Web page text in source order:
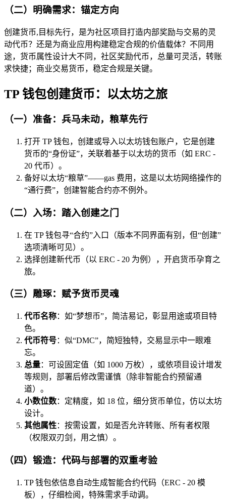
（二）明确需求：锚定方向
创建货币,目标先行，是为社区项目打造内部奖励与交易的灵
动代币？还是为商业应用构建稳定合规的价值载体？不同用
途，货币属性设计大不同，社区奖励代币，总量可灵活，转账
求快捷；商业交易货币，稳定合规是关键。
TP 钱包创建货币：以太坊之旅
（一）准备：兵马未动，粮草先行
打开 TP 钱包，创建或导入以太坊钱包账户，它是创建
货币的“身份证”，关联着基于以太坊的货币（如 ERC -
20 代币）。
备好以太坊“粮草”——gas 费用，这是以太坊网络操作的
“通行费”，创建智能合约亦不例外。
（二）入场：踏入创建之门
在 TP 钱包寻“合约”入口（版本不同界面有别，但“创建”
选项清晰可见）。
选择创建新代币（以 ERC - 20 为例），开启货币孕育之
旅。
（三）雕琢：赋予货币灵魂
代币名称：如“梦想币”，简洁易记，彰显用途或项目特
色。
代币符号：似“DMC”，简短独特，交易显示中一眼难
忘。
总量：可设固定值（如 1000 万枚），或依项目设计增发
等规则，部署后修改需谨慎（除非智能合约预留通
道）。
小数位数：定精度，如 18 位，细分货币单位，仿以太坊
设计。
其他属性：按需设置，如是否允许转账、所有者权限
（权限双刃剑，用之慎）。
（四）锻造：代码与部署的双重考验
TP 钱包依信息自动生成智能合约代码（ERC - 20 模
板），仔细检阅，特殊需求手动调。